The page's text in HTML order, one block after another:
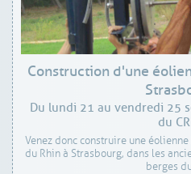
Construction d'une
Du lundi 21 au vendredi 25
du
Venez donc construire une
du Rhin à Strasbourg, dans les
berges